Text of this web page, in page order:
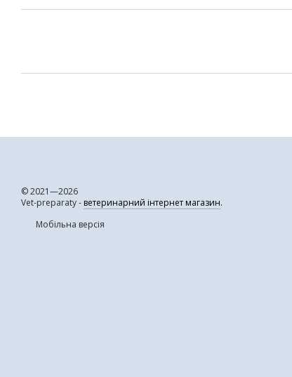
© 2021—2026
Vet-preparaty - ветеринарний інтернет магазин.
Мобільна версія